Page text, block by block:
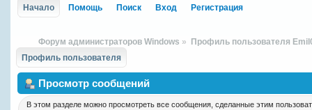
Начало Помощь Поиск Вход Регистрация
Форум администраторов Windows »
Профиль пользователя
Профиль пользователя
Просмотр сообщений
В этом разделе можно просмотреть все сообщения, сделанные этим